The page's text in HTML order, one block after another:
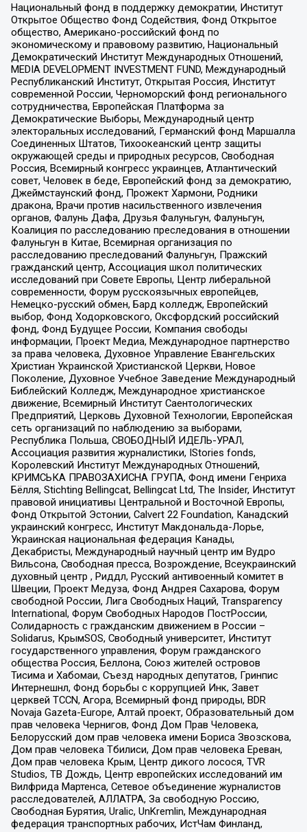
Национальный фонд в поддержку демократии, Институт
Открытое Общество Фонд Содействия, Фонд Открытое
общество, Американо-российский фонд по
экономическому и правовому развитию, Национальный
Демократический Институт Международных Отношений,
MEDIA DEVELOPMENT INVESTMENT FUND, Международный
Республиканский Институт, Открытая Россия, Институт
современной России, Черноморский фонд регионального
сотрудничества, Европейская Платформа за
Демократические Выборы, Международный центр
электоральных исследований, Германский фонд Маршалла
Соединенных Штатов, Тихоокеанский центр защиты
окружающей среды и природных ресурсов, Свободная
Россия, Всемирный конгресс украинцев, Атлантический
совет, Человек в беде, Европейский фонд за демократию,
Джеймстаунский фонд, Прожект Хармони, Родники
дракона, Врачи против насильственного извлечения
органов, Фалунь Дафа, Друзья Фалуньгун, Фалуньгун,
Коалиция по расследованию преследования в отношении
Фалуньгун в Китае, Всемирная организация по
расследованию преследований Фалуньгун, Пражский
гражданский центр, Ассоциация школ политических
исследований при Совете Европы, Центр либеральной
современности, Форум русскоязычных европейцев,
Немецко-русский обмен, Бард колледж, Европейский
выбор, Фонд Ходорковского, Оксфордский российский
фонд, Фонд Будущее России, Компания свободы
информации, Проект Медиа, Международное партнерство
за права человека, Духовное Управление Евангельских
Христиан Украинской Христианской Церкви, Новое
Поколение, Духовное Учебное Заведение Международный
Библейский Колледж, Международное христианское
движение, Всемирный Институт Саентологических
Предприятий, Церковь Духовной Технологии, Европейская
сеть организаций по наблюдению за выборами,
Республика Польша, СВОБОДНЫЙ ИДЕЛЬ-УРАЛ,
Ассоциация развития журналистики, IStories fonds,
Королевский Институт Международных Отношений,
КРИМСЬКА ПРАВОЗАХИСНА ГРУПА, Фонд имени Генриха
Бёлля, Stichting Bellingcat, Bellingcat Ltd, The Insider, Институт
правовой инициативы Центральной и Восточной Европы,
Фонд Открытой Эстонии, Calvert 22 Foundation, Канадский
украинский конгресс, Институт Макдональда-Лорье,
Украинская национальная федерация Канады,
Декабристы, Международный научный центр им Вудро
Вильсона, Свободная пресса, Возрождение, Всеукраинский
духовный центр , Риддл, Русский антивоенный комитет в
Швеции, Проект Медуза, Фонд Андрея Сахарова, Форум
свободной России, Лига Свободных Наций, Transparеncy
International, Форум Свободных Народов ПостРоссии,
Солидарность с гражданским движением в России –
Solidarus, КрымSOS, Свободный университет, Институт
государственного управления, Форум гражданского
общества Россия, Беллона, Союз жителей островов
Тисима и Хабомаи, Съезд народных депутатов, Гринпис
Интернешнл, Фонд борьбы с коррупцией Инк, Завет
церквей TCCN, Агора, Всемирный фонд природы, BDR
Novaja Gazeta-Europe, Алтай проект, Образовательный дом
прав человека Чернигов, Фонд Дом Прав Человека,
Белорусский дом прав человека имени Бориса Звозскова,
Дом прав человека Тбилиси, Дом прав человека Ереван,
Дом прав человека Крым, Центр дикого лосося, TVR
Studios, ТВ Дождь, Центр европейских исследований им
Вилфрида Мартенса, Сетевое объединение журналистов
расследователей, АЛЛАТРА, За свободную Россию,
Свободная Бурятия, Uralic, UnKremlin, Международная
федерация транспортных рабочих, ИстЧам Финланд,